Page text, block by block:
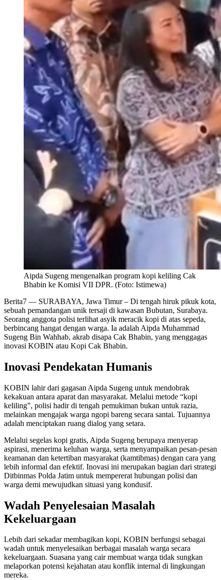
Aipda Sugeng mengenalkan program kopi keliling Cak
Bhabin ke Komisi VII DPR. (Foto: Istimewa)
Berita7 — SURABAYA, Jawa Timur – Di tengah hiruk pikuk kota,
sebuah pemandangan unik tersaji di kawasan Bubutan, Surabaya.
Seorang anggota polisi terlihat asyik meracik kopi di atas sepeda,
berbincang hangat dengan warga. Ia adalah Aipda Muhammad
Sugeng Bin Wahhab, akrab disapa Cak Bhabin, yang menggagas
inovasi KOBIN atau Kopi Cak Bhabin.
Inovasi Pendekatan Humanis
KOBIN lahir dari gagasan Aipda Sugeng untuk mendobrak
kekakuan antara aparat dan masyarakat. Melalui metode “kopi
keliling”, polisi hadir di tengah pemukiman bukan untuk razia,
melainkan mengajak warga ngopi bareng secara santai. Tujuannya
adalah menciptakan ruang dialog yang setara.
Melalui segelas kopi gratis, Aipda Sugeng berupaya menyerap
aspirasi, menerima keluhan warga, serta menyampaikan pesan-pesan
keamanan dan ketertiban masyarakat (kamtibmas) dengan cara yang
lebih informal dan efektif. Inovasi ini merupakan bagian dari strategi
Ditbinmas Polda Jatim untuk mempererat hubungan polisi dan
warga demi mewujudkan situasi yang kondusif.
Wadah Penyelesaian Masalah
Kekeluargaan
Lebih dari sekadar membagikan kopi, KOBIN berfungsi sebagai
wadah untuk menyelesaikan berbagai masalah warga secara
kekeluargaan. Suasana yang cair membuat warga tidak sungkan
melaporkan potensi kejahatan atau konflik internal di lingkungan
mereka.